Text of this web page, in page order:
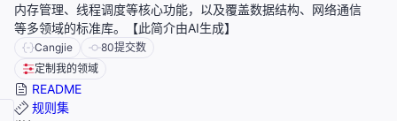
内存管理、线程调度等核心功能，以及覆盖数据结构、网络通信
等多领域的标准库。【此简介由AI生成】
Cangjie 80提交数
定制我的领域
README
规则集